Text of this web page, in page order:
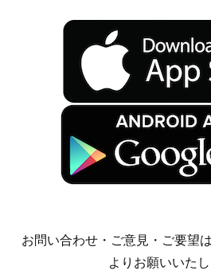
お問い合わせ・ご意見・ご要望
よりお願いいたし